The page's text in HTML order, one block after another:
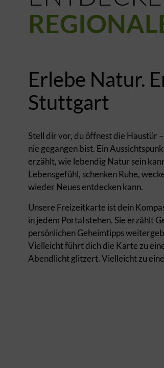
Erlebe Natur.
Stuttgart
Stell dir vor, du öffnest die Haustür
nie gegangen bist. Ein
erzählt, wie lebendig Natur sein
Lebensgefühl, schenken Ruhe,
wieder Neues entdecken kann.
Unsere Freizeitkarte ist dein
in jedem Portal stehen. Sie erzählt
persönlichen Geheimtipps
Vielleicht führt dich die Karte zu
Abendlicht glitzert. Vielleicht zu